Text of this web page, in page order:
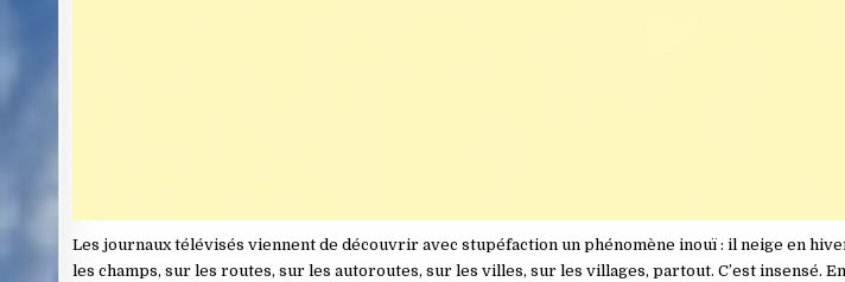
Les journaux télévisés viennent de découvrir avec stupéfaction un phénomène inouï : il neige en
les champs, sur les routes, sur les autoroutes, sur les villes, sur les villages, partout. C’est insensé.